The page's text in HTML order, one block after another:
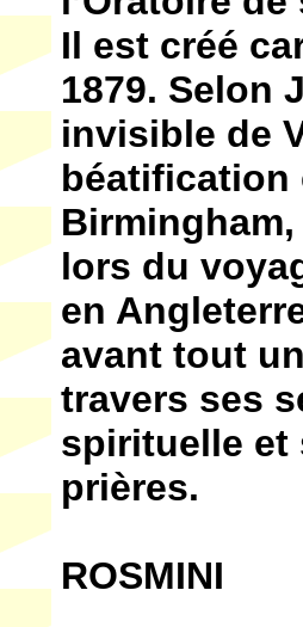
Il est créé
1879. Selon
invisible de
béatification
lors du
en
avant tout
travers ses
spirituelle et
prières.
ROSMINI